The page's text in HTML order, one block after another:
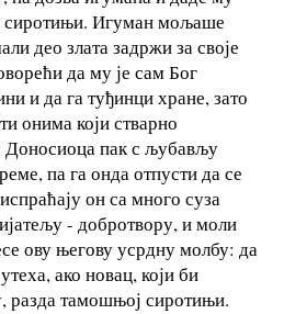
сиротињи. Игуман мољаше
део злата задржи за своје
да му је сам Бог
и да га туђинци хране, зато
онима који стварно
Доносиоца пак с љубављу
па га онда отпусти да се
он са много суза
- добротвору, и моли
ову његову усрдну молбу: да
ако новац, који би
разда тамошњој сиротињи.